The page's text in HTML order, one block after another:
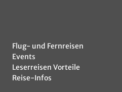
Flug- und Fernreisen
Events
Leserreisen Vorteile
Reise-Infos